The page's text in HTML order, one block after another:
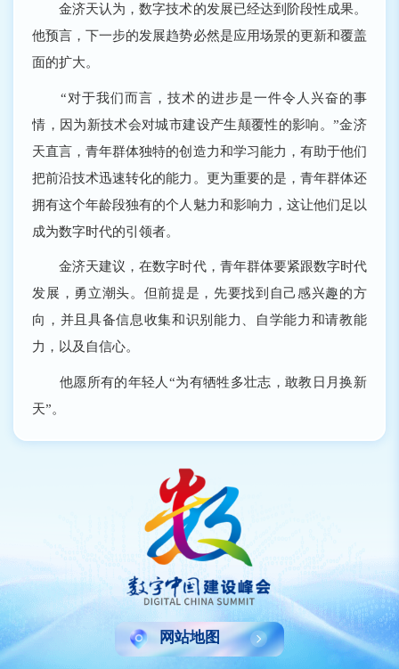
金济天认为，数字技术的发展已经达到阶段性成果。
他预言，下一步的发展趋势必然是应用场景的更新和覆盖
面的扩大。
“对于我们而言，技术的进步是一件令人兴奋的事
情，因为新技术会对城市建设产生颠覆性的影响。”金济
天直言，青年群体独特的创造力和学习能力，有助于他们
把前沿技术迅速转化的能力。更为重要的是，青年群体还
拥有这个年龄段独有的个人魅力和影响力，这让他们足以
成为数字时代的引领者。
金济天建议，在数字时代，青年群体要紧跟数字时代
发展，勇立潮头。但前提是，先要找到自己感兴趣的方
向，并且具备信息收集和识别能力、自学能力和请教能
力，以及自信心。
他愿所有的年轻人“为有牺牲多壮志，敢教日月换新
天”。
网站地图